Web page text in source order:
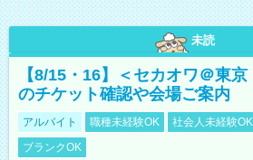
未読
【8/15・16】＜セカオワ＠東
のチケット確認や会場ご案内
アルバイト 職種未経験OK 社会人未経験OK
ブランクOK